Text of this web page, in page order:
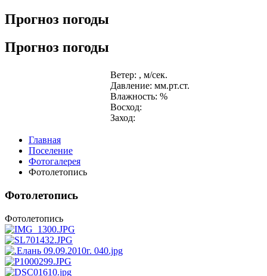
Прогноз погоды
Прогноз погоды
Ветер: , м/сек.
Давление: мм.рт.ст.
Влажность: %
Восход:
Заход:
Главная
Поселение
Фотогалерея
Фотолетопись
Фотолетопись
Фотолетопись